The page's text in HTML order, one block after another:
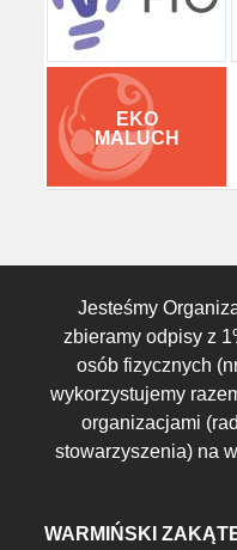
EKO
MALUCH
Jesteśmy
zbieramy odpisy z
osób fizycznych
wykorzystujemy
organizacjami
stowarzyszenia) na
WARMIŃSKI